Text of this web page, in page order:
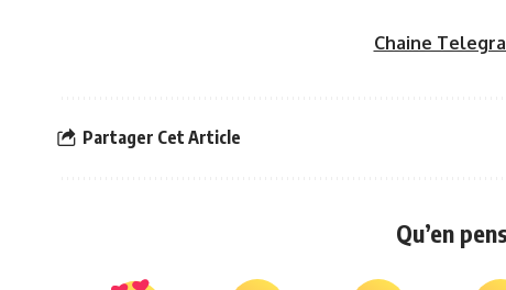
Chaine
Partager Cet Article
Qu’en